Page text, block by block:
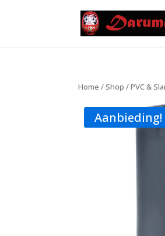
Home /Shop /PVC &
Aanbieding!